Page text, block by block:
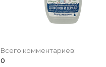
Всего комментариев:
0